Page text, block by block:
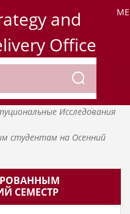
and
Office
Исследования
студентам на Осенний
СЕМЕСТР